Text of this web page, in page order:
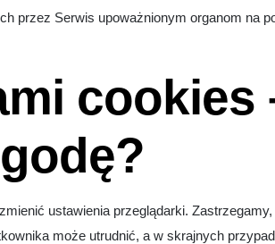
przez Serwis upoważnionym organom na
cookies
ustawienia przeglądarki.
może utrudnić, a w skrajnych